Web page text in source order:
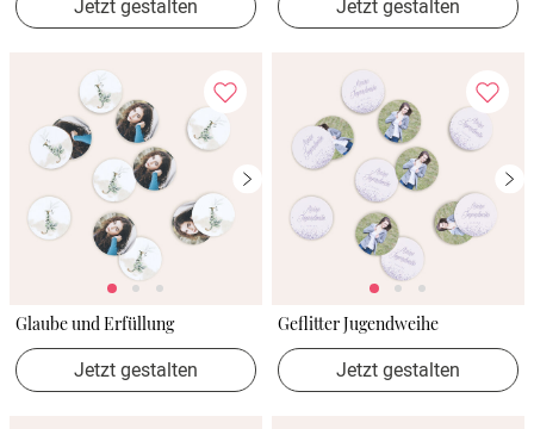
Jetzt gestalten Jetzt gestalten
Glaube und Erfüllung
Jetzt gestalten
Geflitter Jugendweihe
Jetzt gestalten